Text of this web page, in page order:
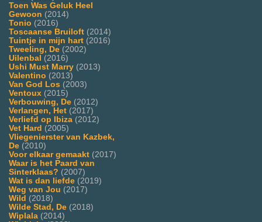
Toen Was Geluk Heel
Gewoon (2014)
Tonio (2016)
Toscaanse Bruiloft (2014)
Tuintje in mijn hart (2016)
Tweeling, De (2002)
Uilenbal (2016)
Ushi Must Marry (2013)
Valentino (2013)
Van God Los (2003)
Ventoux (2015)
Verbouwing, De (2012)
Verlangen, Het (2017)
Verliefd op Ibiza (2012)
Vet Hard (2005)
Vliegenierster van Kazbek,
De (2010)
Voor elkaar gemaakt (2017)
Waar is het Paard van
Sinterklaas? (2007)
Wat is dan liefde (2019)
Weg van Jou (2017)
Wild (2018)
Wilde Stad, De (2018)
Wiplala (2014)